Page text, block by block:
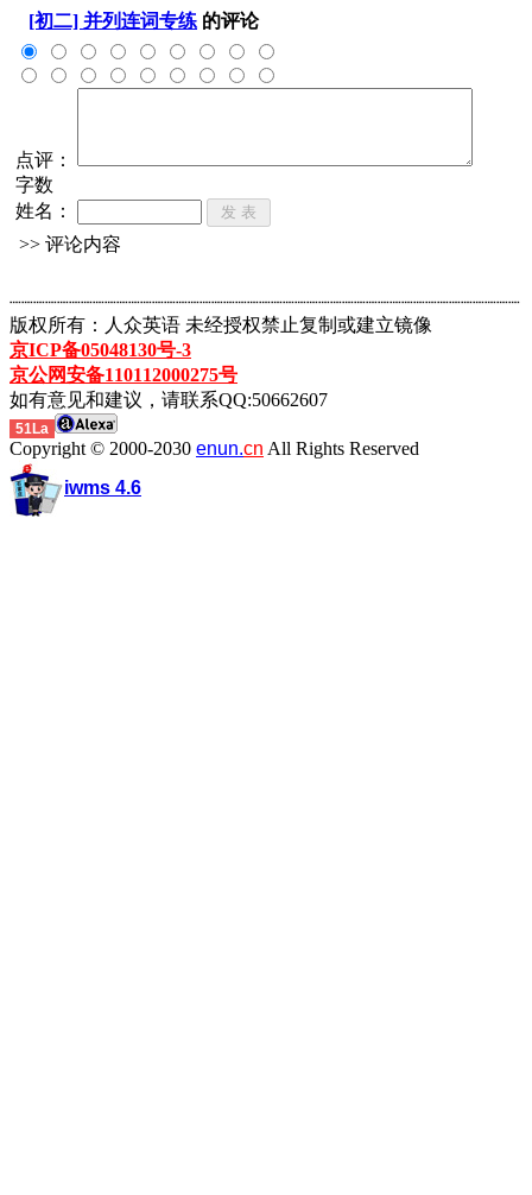
[初二] 并列连词专练 的评论
点评：
字数
姓名：
>> 评论内容
┈┈┈┈┈┈┈┈┈┈┈┈┈┈┈┈┈┈┈┈┈┈┈┈┈┈┈┈┈┈┈┈┈┈┈┈┈┈┈┈┈┈┈
版权所有：人众英语 未经授权禁止复制或建立镜像
京ICP备05048130号-3
京公网安备110112000275号
如有意见和建议，请联系QQ:50662607
51La
Copyright © 2000-2030 enun.cn All Rights Reserved
iwms 4.6